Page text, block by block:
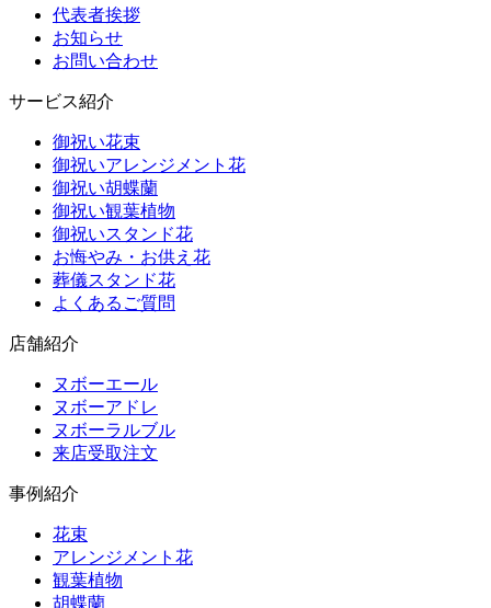
代表者挨拶
お知らせ
お問い合わせ
サービス紹介
御祝い花束
御祝いアレンジメント花
御祝い胡蝶蘭
御祝い観葉植物
御祝いスタンド花
お悔やみ・お供え花
葬儀スタンド花
よくあるご質問
店舗紹介
ヌボーエール
ヌボーアドレ
ヌボーラルブル
来店受取注文
事例紹介
花束
アレンジメント花
観葉植物
胡蝶蘭